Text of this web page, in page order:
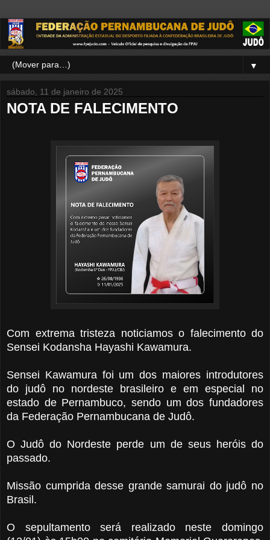
▼
sábado, 11 de janeiro de 2025
NOTA DE FALECIMENTO
Com extrema tristeza noticiamos o falecimento do
Sensei Kodansha Hayashi Kawamura.
Sensei Kawamura foi um dos maiores introdutores
do judô no nordeste brasileiro e em especial no
estado de Pernambuco, sendo um dos fundadores
da Federação Pernambucana de Judô.
O Judô do Nordeste perde um de seus heróis do
passado.
Missão cumprida desse grande samurai do judô no
Brasil.
O sepultamento será realizado neste domingo